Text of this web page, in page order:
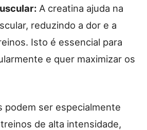
A creatina ajuda na
reduzindo a dor e a
Isto é essencial para
e quer maximizar os
podem ser especialmente
de alta intensidade,